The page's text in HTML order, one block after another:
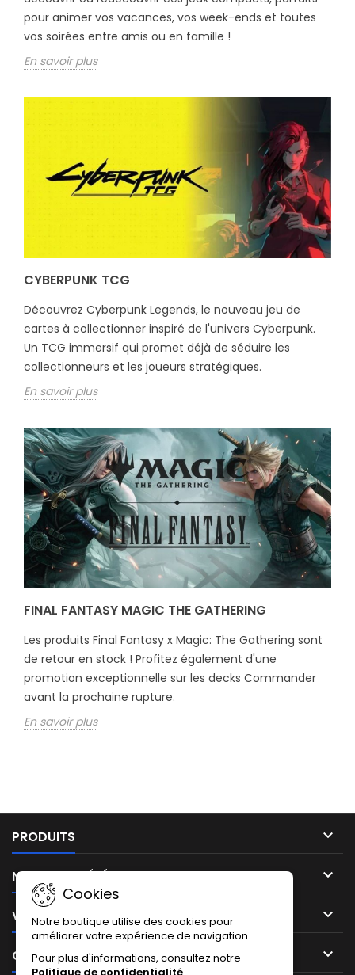
pour animer vos vacances, vos week-ends et toutes
vos soirées entre amis ou en famille !
En savoir plus
CYBERPUNK TCG
Découvrez Cyberpunk Legends, le nouveau jeu de
cartes à collectionner inspiré de l'univers Cyberpunk.
Un TCG immersif qui promet déjà de séduire les
collectionneurs et les joueurs stratégiques.
En savoir plus
FINAL FANTASY MAGIC THE GATHERING
Les produits Final Fantasy x Magic: The Gathering sont
de retour en stock ! Profitez également d'une
promotion exceptionnelle sur les decks Commander
avant la prochaine rupture.
En savoir plus
PRODUITS 
NOTRE SOCIÉTÉ 
VOTRE COMPTE 
CONTACT 
Cookies
Notre boutique utilise des cookies pour
améliorer votre expérience de navigation.
Pour plus d'informations, consultez notre